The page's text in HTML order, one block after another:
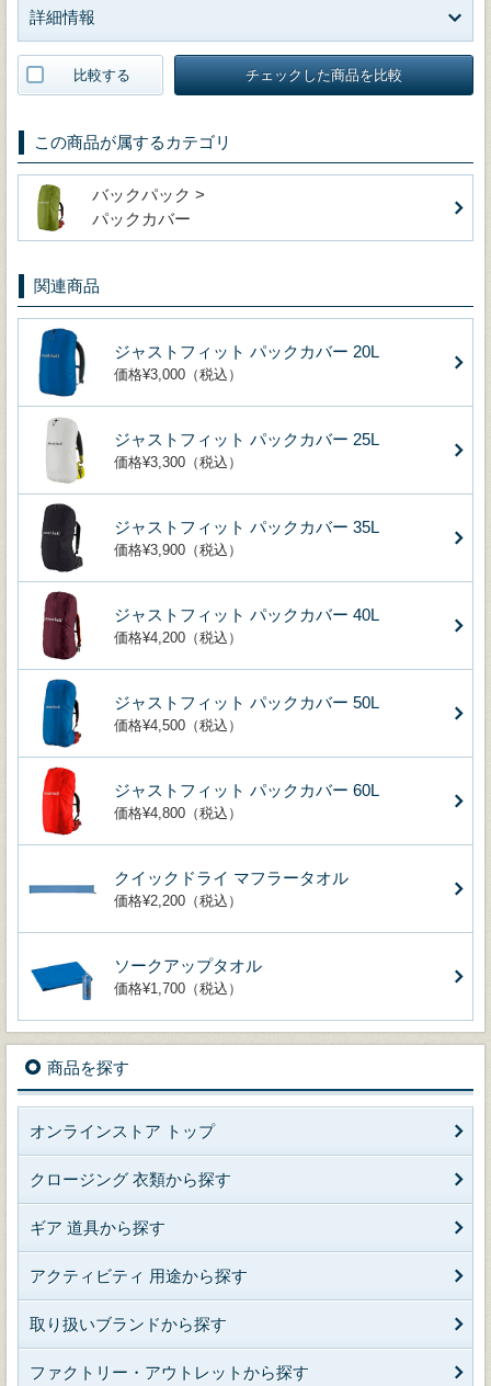
詳細情報
比較する チェックした商品を比較
この商品が属するカテゴリ
バックパック >
パックカバー
関連商品
ジャストフィット パックカバー 20L
価格¥3,000（税込）
ジャストフィット パックカバー 25L
価格¥3,300（税込）
ジャストフィット パックカバー 35L
価格¥3,900（税込）
ジャストフィット パックカバー 40L
価格¥4,200（税込）
ジャストフィット パックカバー 50L
価格¥4,500（税込）
ジャストフィット パックカバー 60L
価格¥4,800（税込）
クイックドライ マフラータオル
価格¥2,200（税込）
ソークアップタオル
価格¥1,700（税込）
商品を探す
オンラインストア トップ
クロージング 衣類から探す
ギア 道具から探す
アクティビティ 用途から探す
取り扱いブランドから探す
ファクトリー・アウトレットから探す